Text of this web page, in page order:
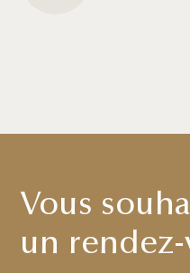
Vous
un rendez-